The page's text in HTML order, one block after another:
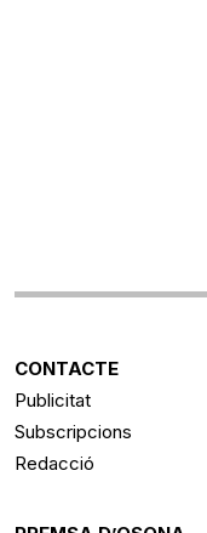
CONTACTE
Publicitat
Subscripcions
Redacció